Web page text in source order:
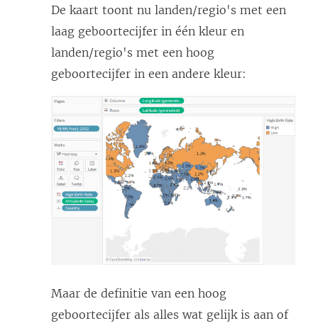
De kaart toont nu landen/regio's met een
laag geboortecijfer in één kleur en
landen/regio's met een hoog
geboortecijfer in een andere kleur:
Maar de definitie van een hoog
geboortecijfer als alles wat gelijk is aan of